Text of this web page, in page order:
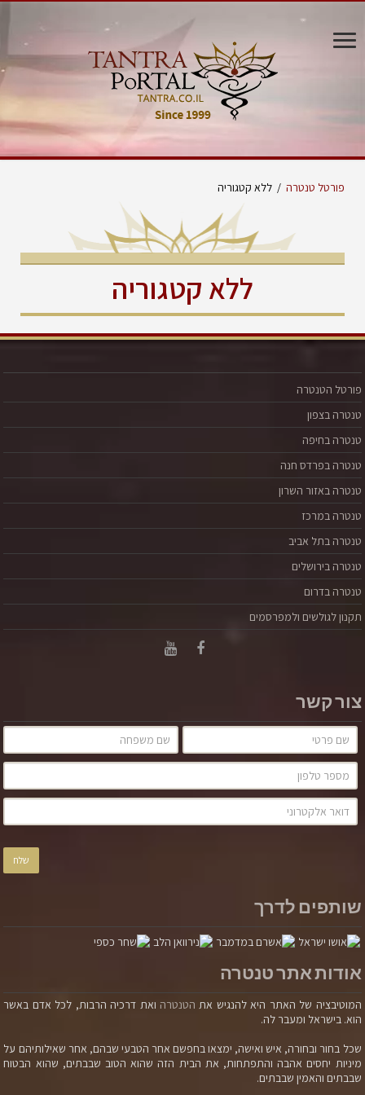
פורטל טנטרה / ללא קטגוריה
ללא קטגוריה
טנטרה- הכוח המתחדש
טנטרה זו דרך לחוות את הכוח המתחדש והמפרה שבתוכך.
מיניות שלמה, היא תנועה בתוכך שיוצרת עונג מתמשך
ועצמה. מיניות היא הכוח המפרה שבתוכך. את/ה זוכר/ת?
שכשפשוט היית בחוויית העונג, כשכל הגוף שלך נכח בחוויה
ורטט בעוצמות, שמעולם לא חווית בדרך אחרת? באותו רגע
וגם ביום שאחרי, הרגשת מלא בכוחות "על", שהכל אפשרי
ואין שום דבר שיעצור בעדך? פשוט כי ככה זה נועד להיו
עיסוי טנטרי
אפרת הרמוני ברודט
סוג המגע בעיסוי טנטרי הינו מגע מודע, נוכח ובעל כוונה,
אומרים שכל איברי הגוף הינם שווים. הברך שווה לבטן שווה
לראש שווה לאיבר המין. אף חלק לא צריך להרגיש מקופח.
עיסוי טנטרי הינו עיסוי בכל הגוף, בעירום, עם שמנים
פורטל הטנטרה
טנטרה בצפון
טנטרה בחיפה
טנטרה בפרדס חנה
טנטרה באזור השרון
טנטרה במרכז
טנטרה בתל אביב
טנטרה בירושלים
טנטרה בדרום
תקנון לגולשים ולמפרסמים
צור קשר
שותפים לדרך
אודות אתר טנטרה
המוטיבציה של האתר היא להנגיש את הטנטרה ואת דרכיה הרבות, לכל אדם באשר
הוא. בישראל ומעבר לה.
שכל בחור ובחורה, איש ואישה, ימצאו בחפשם אחר הטבעי שבהם, אחר שאילותיהם על
מיניות יחסים אהבה והתפתחות, את הבית הזה שהוא הטוב שבבתים, שהוא הבטוח
שבבתים והאמין שבבתים.